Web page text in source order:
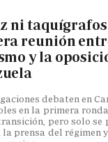
ni
reunión
y la
debaten en
en la primera
pero solo se
la prensa del régimen